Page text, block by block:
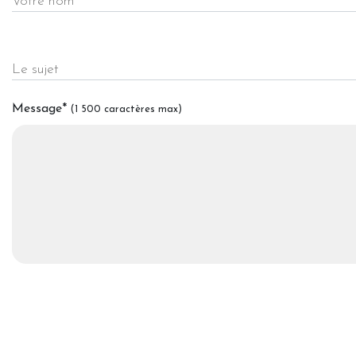
Le sujet
Message* (1 500 caractères max)